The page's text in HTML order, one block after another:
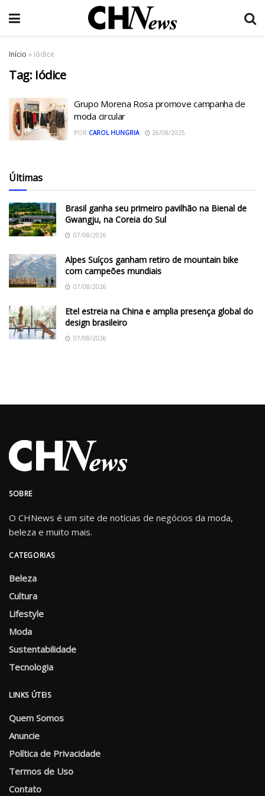
Início » Iódice
Tag: Iódice
Grupo Morena Rosa promove campanha de
moda circular
POR CAROL HUNGRIA 26/08/2025
Últimas
Brasil ganha seu primeiro pavilhão na Bienal de
Gwangju, na Coreia do Sul
07/08/2026
Alpes Suíços ganham retiro de mountain bike
com campeões mundiais
07/08/2026
Etel estreia na China e amplia presença global do
design brasileiro
07/08/2026
SOBRE
O CHNews é um site de notícias de negócios da moda,
beleza e muito mais.
CATEGORIAS
Beleza
Cultura
Lifestyle
Moda
Sustentabilidade
Tecnologia
LINKS ÚTEIS
Quem Somos
Anuncie
Política de Privacidade
Termos de Uso
Contato